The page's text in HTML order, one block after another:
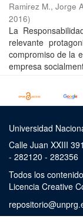
Ramirez M., Jorge
2016)
La
relevante
compromiso de la
empresa
Universidad
Calle Juan XXIII
- 282120 - 282356
Todos los
Licencia Creative